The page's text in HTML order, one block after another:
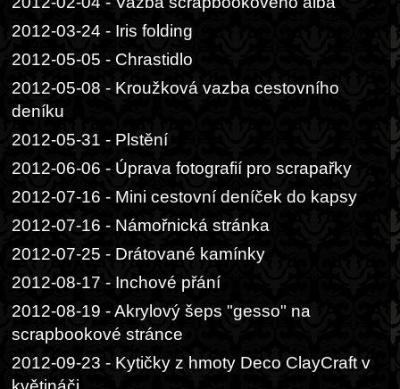
2012-03-24 - Iris folding
2012-05-05 - Chrastidlo
2012-05-08 - Kroužková vazba cestovního
deníku
2012-05-31 - Plstění
2012-06-06 - Úprava fotografií pro scrapařky
2012-07-16 - Mini cestovní deníček do kapsy
2012-07-16 - Námořnická stránka
2012-07-25 - Drátované kamínky
2012-08-17 - Inchové přání
2012-08-19 - Akrylový šeps "gesso" na
scrapbookové stránce
2012-09-23 - Kytičky z hmoty Deco ClayCraft v